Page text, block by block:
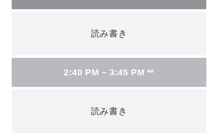
読み書き
2:40 PM – 3:45 PM **
読み書き